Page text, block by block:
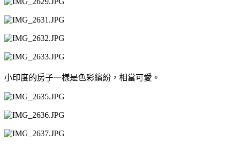
小印度的房子一樣是色彩繽紛，相當可愛。